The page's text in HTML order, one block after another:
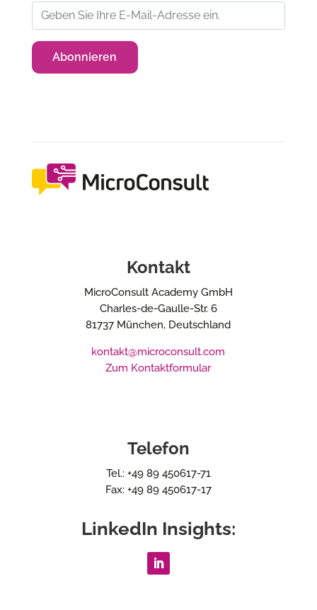
Kontakt
MicroConsult Academy GmbH
Charles-de-Gaulle-Str. 6
81737 München, Deutschland
kontakt@microconsult.com
Zum Kontaktformular
Telefon
Tel.: +49 89 450617-71
Fax: +49 89 450617-17
LinkedIn Insights: